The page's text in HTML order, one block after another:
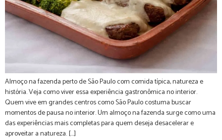
Almoço na fazenda perto de São Paulo com comida típica, natureza e
história. Veja como viver essa experiência gastronômica no interior.
Quem vive em grandes centros como São Paulo costuma buscar
momentos de pausa no interior. Um almoço na fazenda surge como uma
das experiências mais completas para quem deseja desacelerar e
aproveitar a natureza. […]